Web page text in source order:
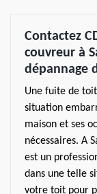
Contactez
couvreur à
dépannage
Une fuite de
situation
maison et ses
nécessaires. A
est un
dans une telle
votre toit pour